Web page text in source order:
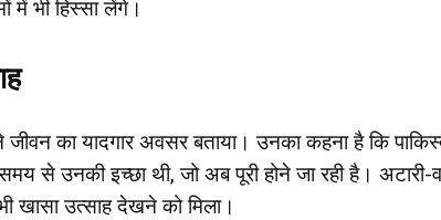
में भी हिस्सा लेंगे।
का यादगार अवसर बताया। उनका कहना है कि
से उनकी इच्छा थी, जो अब पूरी होने जा रही है। अटारी-
खासा उत्साह देखने को मिला।